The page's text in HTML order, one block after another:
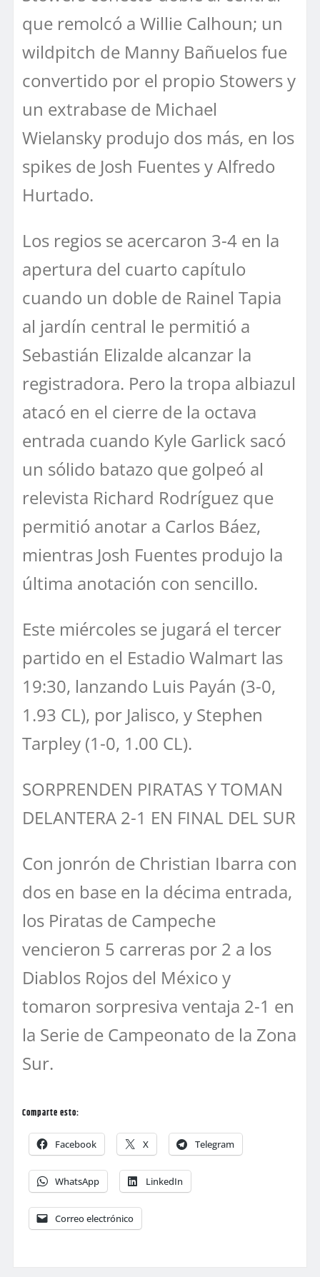
que remolcó a Willie Calhoun; un
wildpitch de Manny Bañuelos fue
convertido por el propio Stowers y
un extrabase de Michael
Wielansky produjo dos más, en los
spikes de Josh Fuentes y Alfredo
Hurtado.
Los regios se acercaron 3-4 en la
apertura del cuarto capítulo
cuando un doble de Rainel Tapia
al jardín central le permitió a
Sebastián Elizalde alcanzar la
registradora. Pero la tropa albiazul
atacó en el cierre de la octava
entrada cuando Kyle Garlick sacó
un sólido batazo que golpeó al
relevista Richard Rodríguez que
permitió anotar a Carlos Báez,
mientras Josh Fuentes produjo la
última anotación con sencillo.
Este miércoles se jugará el tercer
partido en el Estadio Walmart las
19:30, lanzando Luis Payán (3-0,
1.93 CL), por Jalisco, y Stephen
Tarpley (1-0, 1.00 CL).
SORPRENDEN PIRATAS Y TOMAN
DELANTERA 2-1 EN FINAL DEL SUR
Con jonrón de Christian Ibarra con
dos en base en la décima entrada,
los Piratas de Campeche
vencieron 5 carreras por 2 a los
Diablos Rojos del México y
tomaron sorpresiva ventaja 2-1 en
la Serie de Campeonato de la Zona
Sur.
Comparte esto:
Facebook X Telegram
WhatsApp LinkedIn
Correo electrónico